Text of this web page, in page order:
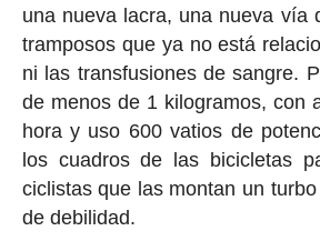
una nueva lacra, una nueva vía
tramposos que ya no está
ni las transfusiones de sangre.
de menos de 1 kilogramos, con
hora y uso 600 vatios de
los cuadros de las bicicletas
ciclistas que las montan un
de debilidad.